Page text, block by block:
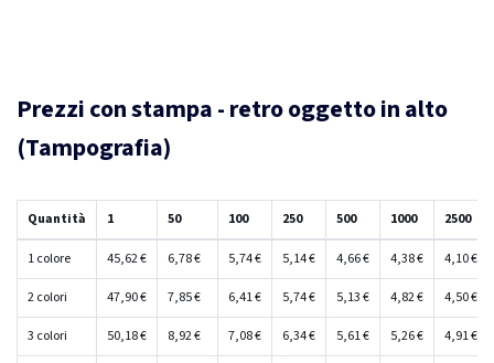
Prezzi con stampa - retro oggetto in alto
(Tampografia)
Quantità 1 50 100 250 500 1000 2500
1 colore 45,62 € 6,78 € 5,74 € 5,14 € 4,66 € 4,38 € 4,10 €
2 colori 47,90 € 7,85 € 6,41 € 5,74 € 5,13 € 4,82 € 4,50 €
3 colori 50,18 € 8,92 € 7,08 € 6,34 € 5,61 € 5,26 € 4,91 €